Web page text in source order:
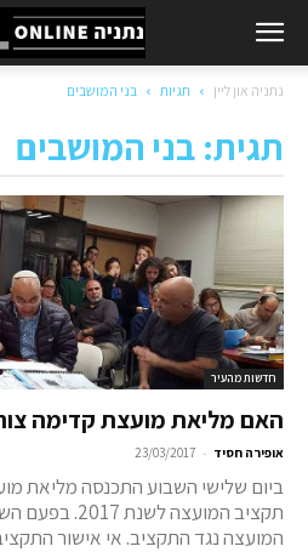
נתניה און ליין תגיות בני המושבים
תגית: בני המושבים
חדשות מהעיר
האם מליאת מועצת קדימה
אופירה חסיד -
23/03/2017
ביום שלישי השבוע התכנסה מליאת
תקציב המועצה
המועצה נגד התקציב. אי אישור